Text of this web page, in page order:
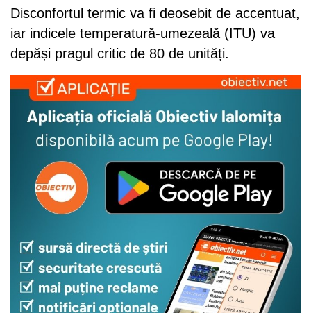
Disconfortul termic va fi deosebit de accentuat,
iar indicele temperatură-umezeală (ITU) va
depăși pragul critic de 80 de unități.